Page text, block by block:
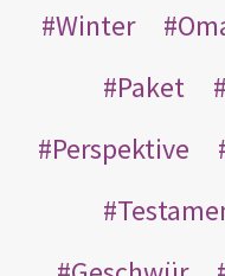
Winter
Paket
Perspektive